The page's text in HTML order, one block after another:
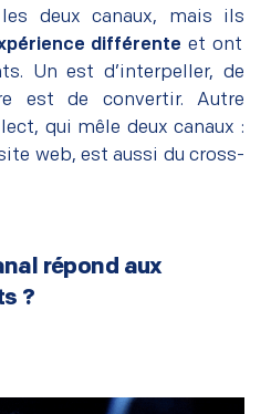
deux canaux, mais ils
différenteet ont
Un est d’interpeller, de
est de convertir. Autre
qui mêle deux canaux :
web, est aussi du cross-
répond aux
?